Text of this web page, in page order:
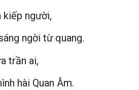
kiếp người,
ngời từ quang.
trần ai,
hài Quan Âm.